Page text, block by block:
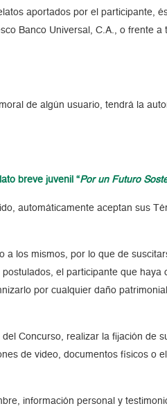
aportados por el participante,
Banco Universal, C.A., o frente a
de algún usuario, tendrá la
breve juvenil“Por un Futuro
automáticamente aceptan sus
a los mismos, por lo que de
el participante que haya
por cualquier daño
Concurso, realizar la fijación de
de video, documentos físicos o
información personal y